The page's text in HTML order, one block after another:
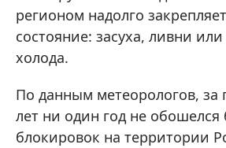
регионом надолго
состояние: засуха, ливни
холода.
По данным метеорологов, за
лет ни один год не обошелся
блокировок на территории